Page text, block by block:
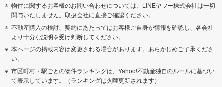
物件に関するお客様のお問い合わせについては、LINEヤフー株式会社は一切
関与いたしません。取扱会社に直接ご確認ください。
不動産購入の検討、契約にあたってはお客様ご自身が情報を確認し、各会社
より十分な説明を受け判断してください。
本ページの掲載内容は変更される場合があります。あらかじめご了承くださ
い。
市区町村・駅ごとの物件ランキングは、Yahoo!不動産独自のルールに基づい
て表示しています。（ランキングは火曜更新されます）